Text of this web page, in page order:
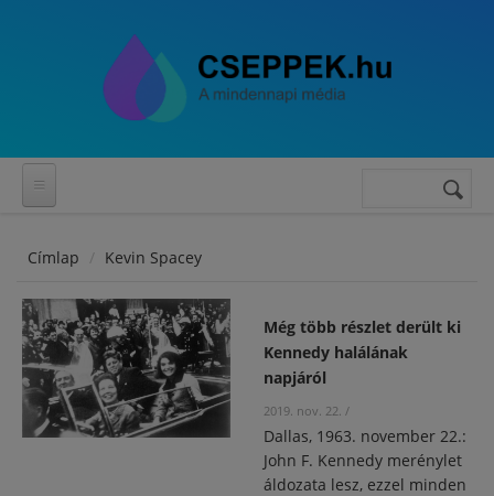
Keresés
Címlap Kevin Spacey
Még több részlet derült ki
Kennedy halálának
napjáról
2019. nov. 22. /
Dallas, 1963. november 22.:
John F. Kennedy merénylet
áldozata lesz, ezzel minden